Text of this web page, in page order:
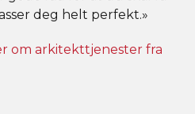
deg helt perfekt.»
om arkitekttjenester fra